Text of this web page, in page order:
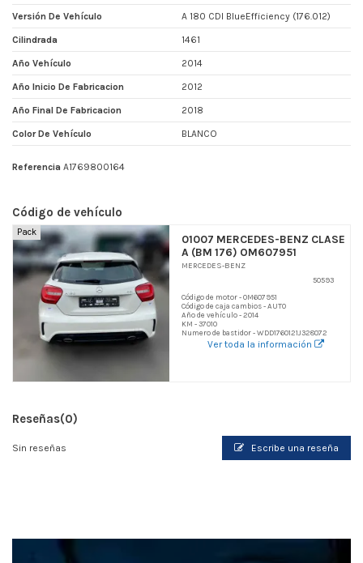
Versión De Vehículo A 180 CDI BlueEfficiency (176.012)
Cilindrada 1461
Año Vehículo 2014
Año Inicio De Fabricacion 2012
Año Final De Fabricacion 2018
Color De Vehículo BLANCO
Referencia A1769800164
Código de vehículo
Pack
01007 MERCEDES-BENZ CLASE
A (BM 176) OM607951
MERCEDES-BENZ
50593
Código de motor - OM607951
Código de caja cambios - AUTO
Año de vehículo - 2014
KM - 37010
Numero de bastidor - WDD1760121J328072
Ver toda la información
Reseñas(0)
Sin reseñas Escribe una reseña